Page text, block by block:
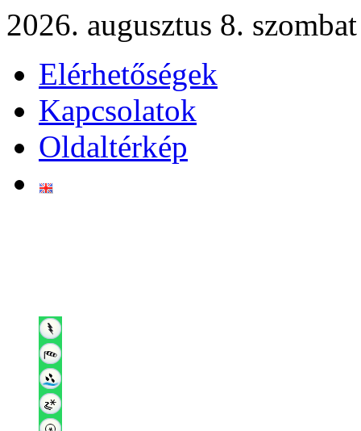
2026. augusztus 8. szombat
Elérhetőségek
Kapcsolatok
Oldaltérkép